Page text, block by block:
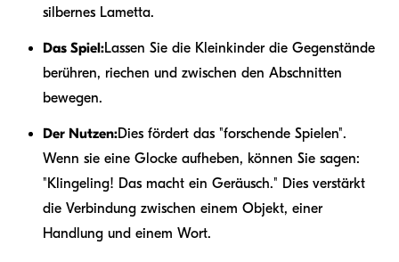
silbernes Lametta.
Das Spiel:Lassen Sie die Kleinkinder die Gegenstände
berühren, riechen und zwischen den Abschnitten
bewegen.
Der Nutzen:Dies fördert das "forschende Spielen".
Wenn sie eine Glocke aufheben, können Sie sagen:
"Klingeling! Das macht ein Geräusch." Dies verstärkt
die Verbindung zwischen einem Objekt, einer
Handlung und einem Wort.